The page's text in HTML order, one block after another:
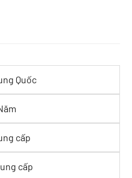
Quốc
cấp
cấp